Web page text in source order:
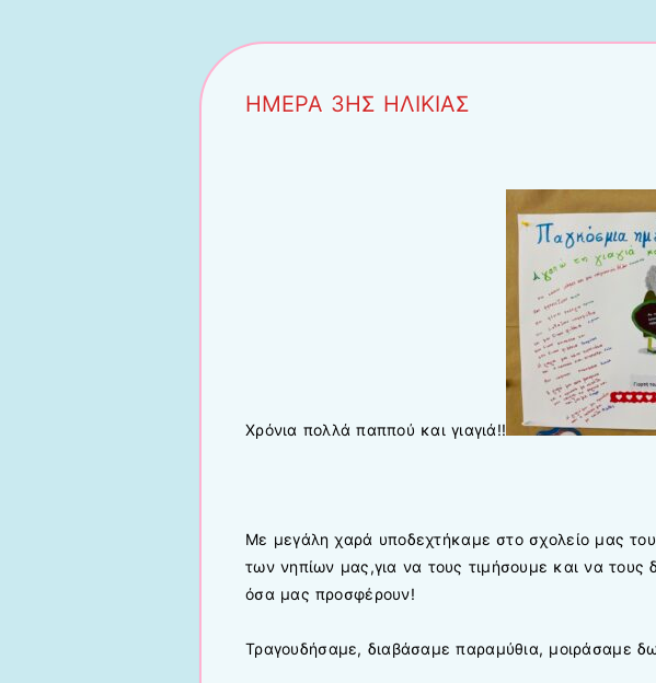
ΗΜΕΡΑ 3ΗΣ ΗΛΙΚΙΑΣ
Χρόνια πολλά παππού και γιαγιά!!
Με μεγάλη χαρά υποδεχτήκαμε στο σχολείο μας
των νηπίων μας,για να τους τιμήσουμε και να
όσα μας προσφέρουν!
Τραγουδήσαμε, διαβάσαμε παραμύθια, μοιράσαμε